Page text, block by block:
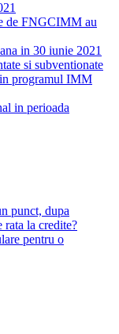
de FNGCIMM au
in 30 iunie 2021
si subventionate
programul IMM
in perioada
punct, dupa
rata la credite?
pentru o